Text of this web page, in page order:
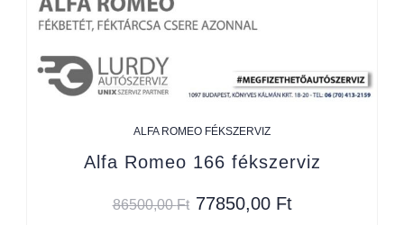
ALFA ROMEO FÉKSZERVIZ
Alfa Romeo 166 fékszerviz
86500,00Ft 77850,00 Ft